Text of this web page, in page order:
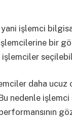
işlemci
bir
işlemciler
daha
nedenle işlemci